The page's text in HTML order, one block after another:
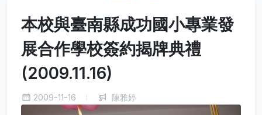
本校與臺南縣成功國小專業發
展合作學校簽約揭牌典禮
(2009.11.16)
2009-11-16 陳雅婷